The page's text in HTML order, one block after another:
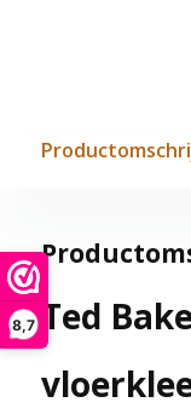
8,7 Ted